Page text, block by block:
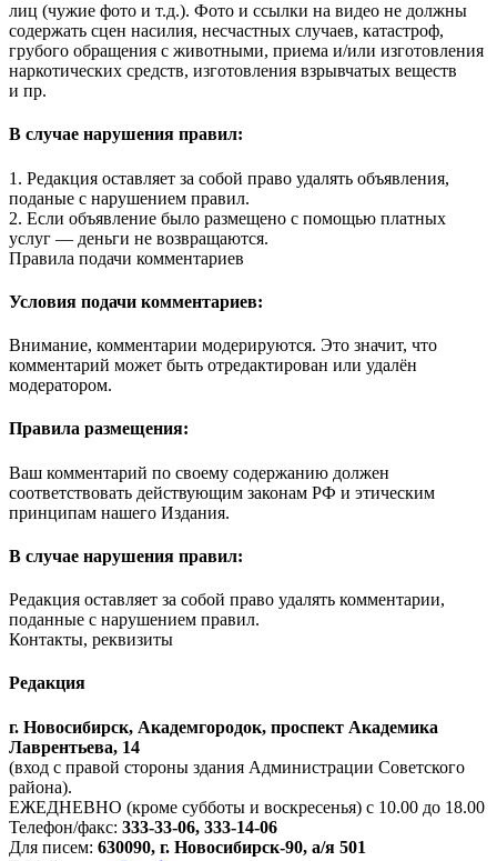
лиц (чужие фото и т.д.). Фото и ссылки на видео не должны
содержать сцен насилия, несчастных случаев, катастроф,
грубого обращения с животными, приема и/или изготовления
наркотических средств, изготовления взрывчатых веществ
и пр.
В случае нарушения правил:
1. Редакция оставляет за собой право удалять объявления,
поданые с нарушением правил.
2. Если объявление было размещено с помощью платных
услуг — деньги не возвращаются.
Правила подачи комментариев
Условия подачи комментариев:
Внимание, комментарии модерируются. Это значит, что
комментарий может быть отредактирован или удалён
модератором.
Правила размещения:
Ваш комментарий по своему содержанию должен
соответствовать действующим законам РФ и этическим
принципам нашего Издания.
В случае нарушения правил:
Редакция оставляет за собой право удалять комментарии,
поданные с нарушением правил.
Контакты, реквизиты
Редакция
г. Новосибирск, Академгородок, проспект Академика
Лаврентьева, 14
(вход с правой стороны здания Администрации Советского
района).
ЕЖЕДНЕВНО (кроме субботы и воскресенья) с 10.00 до 18.00
Телефон/факс: 333-33-06, 333-14-06
Для писем: 630090, г. Новосибирск-90, а/я 501